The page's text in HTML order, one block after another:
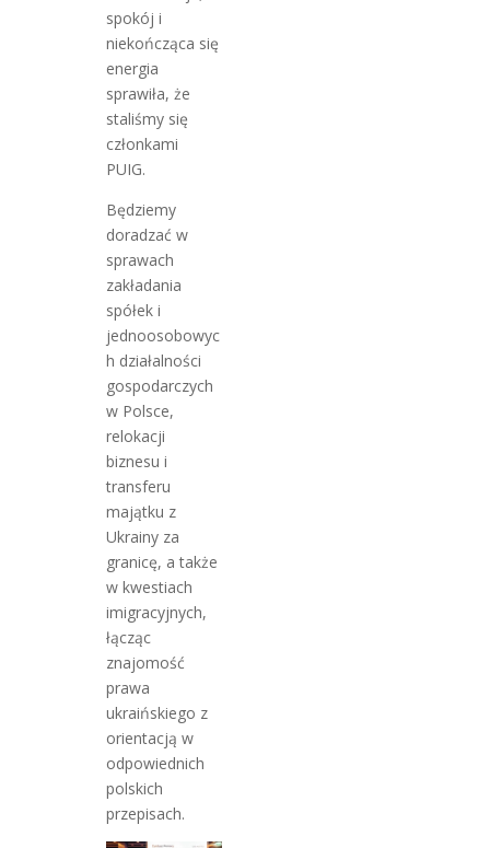
spokój i
niekończąca się
energia
sprawiła, że
staliśmy się
członkami
PUIG.
Będziemy
doradzać w
sprawach
zakładania
spółek i
jednoosobowyc
h działalności
gospodarczych
w Polsce,
relokacji
biznesu i
transferu
majątku z
Ukrainy za
granicę, a także
w kwestiach
imigracyjnych,
łącząc
znajomość
prawa
ukraińskiego z
orientacją w
odpowiednich
polskich
przepisach.